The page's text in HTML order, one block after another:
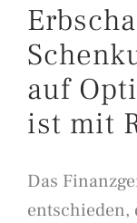
auf
ist mit
Das
entschieden,